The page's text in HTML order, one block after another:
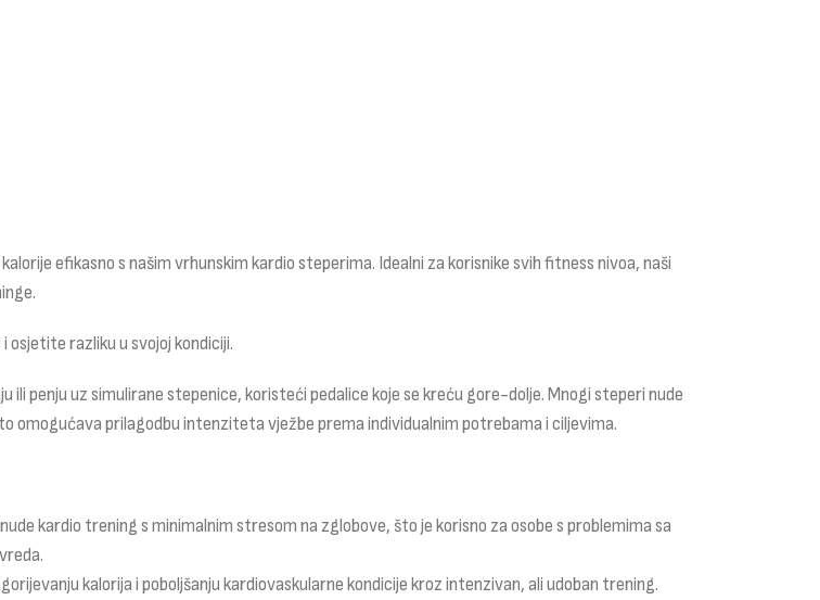
efikasno s našim vrhunskim kardio steperima. Idealni za korisnike svih fitness nivoa, naši
razliku u svojoj kondiciji.
ili penju uz simulirane stepenice, koristeći pedalice koje se kreću gore-dolje. Mnogi steperi nude
omogućava prilagodbu intenziteta vježbe prema individualnim potrebama i ciljevima.
kardio trening s minimalnim stresom na zglobove, što je korisno za osobe s problemima sa
kalorija i poboljšanju kardiovaskularne kondicije kroz intenzivan, ali udoban trening.